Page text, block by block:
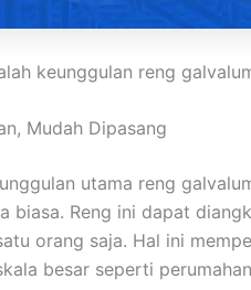
keunggulan reng
Mudah Dipasang
utama reng
biasa. Reng ini dapat
orang saja. Hal ini
besar seperti